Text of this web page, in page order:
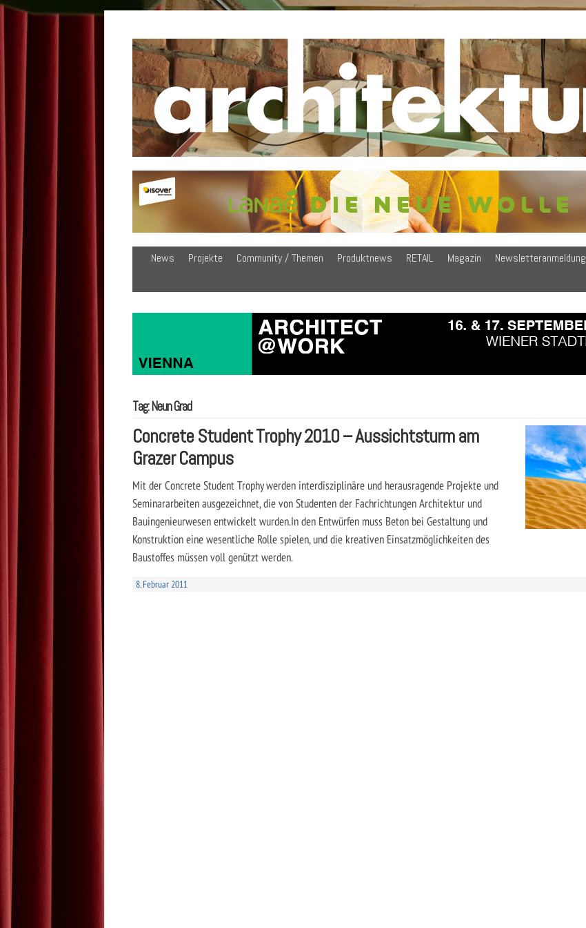
News Projekte Community / Themen Produktnews RETAIL Magazin Newsletteranmeldung
Tag: Neun Grad
Concrete Student Trophy 2010 – Aussichtsturm am
Grazer Campus
Mit der Concrete Student Trophy werden interdisziplinäre und herausragende Projekte und
Seminararbeiten ausgezeichnet, die von Studenten der Fachrichtungen Architektur und
Bauingenieurwesen entwickelt wurden.In den Entwürfen muss Beton bei Gestaltung und
Konstruktion eine wesentliche Rolle spielen, und die kreativen Einsatzmöglichkeiten des
Baustoffes müssen voll genützt werden.
8. Februar 2011